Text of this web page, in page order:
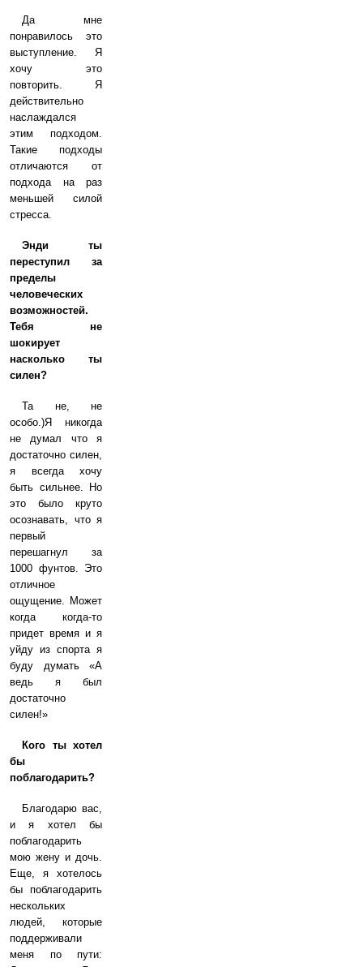
Да мне
понравилось это
выступление. Я
хочу это
повторить. Я
действительно
наслаждался
этим подходом.
Такие подходы
отличаются от
подхода на раз
меньшей силой
стресса.
Энди ты
переступил за
пределы
человеческих
возможностей.
Тебя не
шокирует
насколько ты
силен?
Та не, не
особо.)Я никогда
не думал что я
достаточно силен,
я всегда хочу
быть сильнее. Но
это было круто
осознавать, что я
первый
перешагнул за
1000 фунтов. Это
отличное
ощущение. Может
когда когда-то
придет время и я
уйду из спорта я
буду думать «А
ведь я был
достаточно
силен!»
Кого ты хотел
бы
поблагодарить?
Благодарю вас,
и я хотел бы
поблагодарить
мою жену и дочь.
Еще, я хотелось
бы поблагодарить
нескольких
людей, которые
поддерживали
меня по пути: